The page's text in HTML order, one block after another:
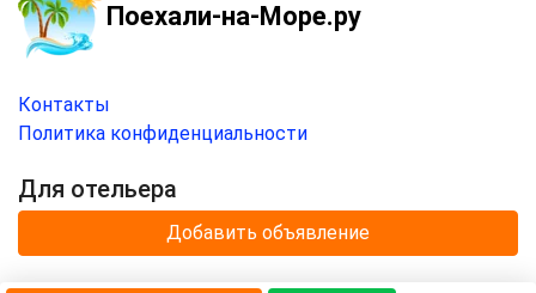
Поехали-на-Море.ру
Контакты
Политика конфиденциальности
Для отельера
Добавить объявление